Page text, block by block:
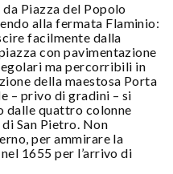
Piazza del Popolo
alla fermata Flaminio:
facilmente dalla
con pavimentazione
ma percorribili in
della maestosa Porta
– privo di gradini – si
dalle quattro colonne
San Pietro. Non
per ammirare la
1655 per l’arrivo di